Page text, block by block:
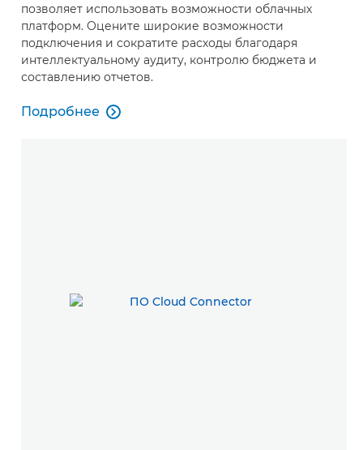
позволяет использовать возможности облачных
платформ. Оцените широкие возможности
подключения и сократите расходы благодаря
интеллектуальному аудиту, контролю бюджета и
составлению отчетов.
Подробнее
Подробнее
